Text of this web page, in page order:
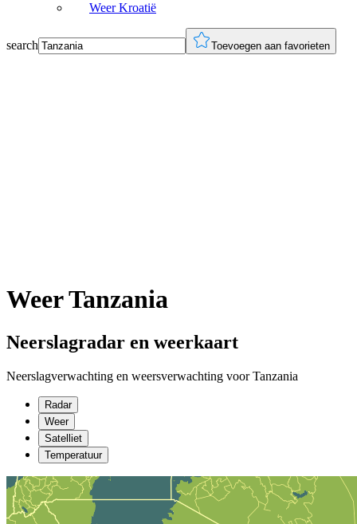
Weer Kroatië
search Toevoegen aan favorieten
Weer Tanzania
Neerslagradar en weerkaart
Neerslagverwachting en weersverwachting voor Tanzania
Radar
Weer
Satelliet
Temperatuur